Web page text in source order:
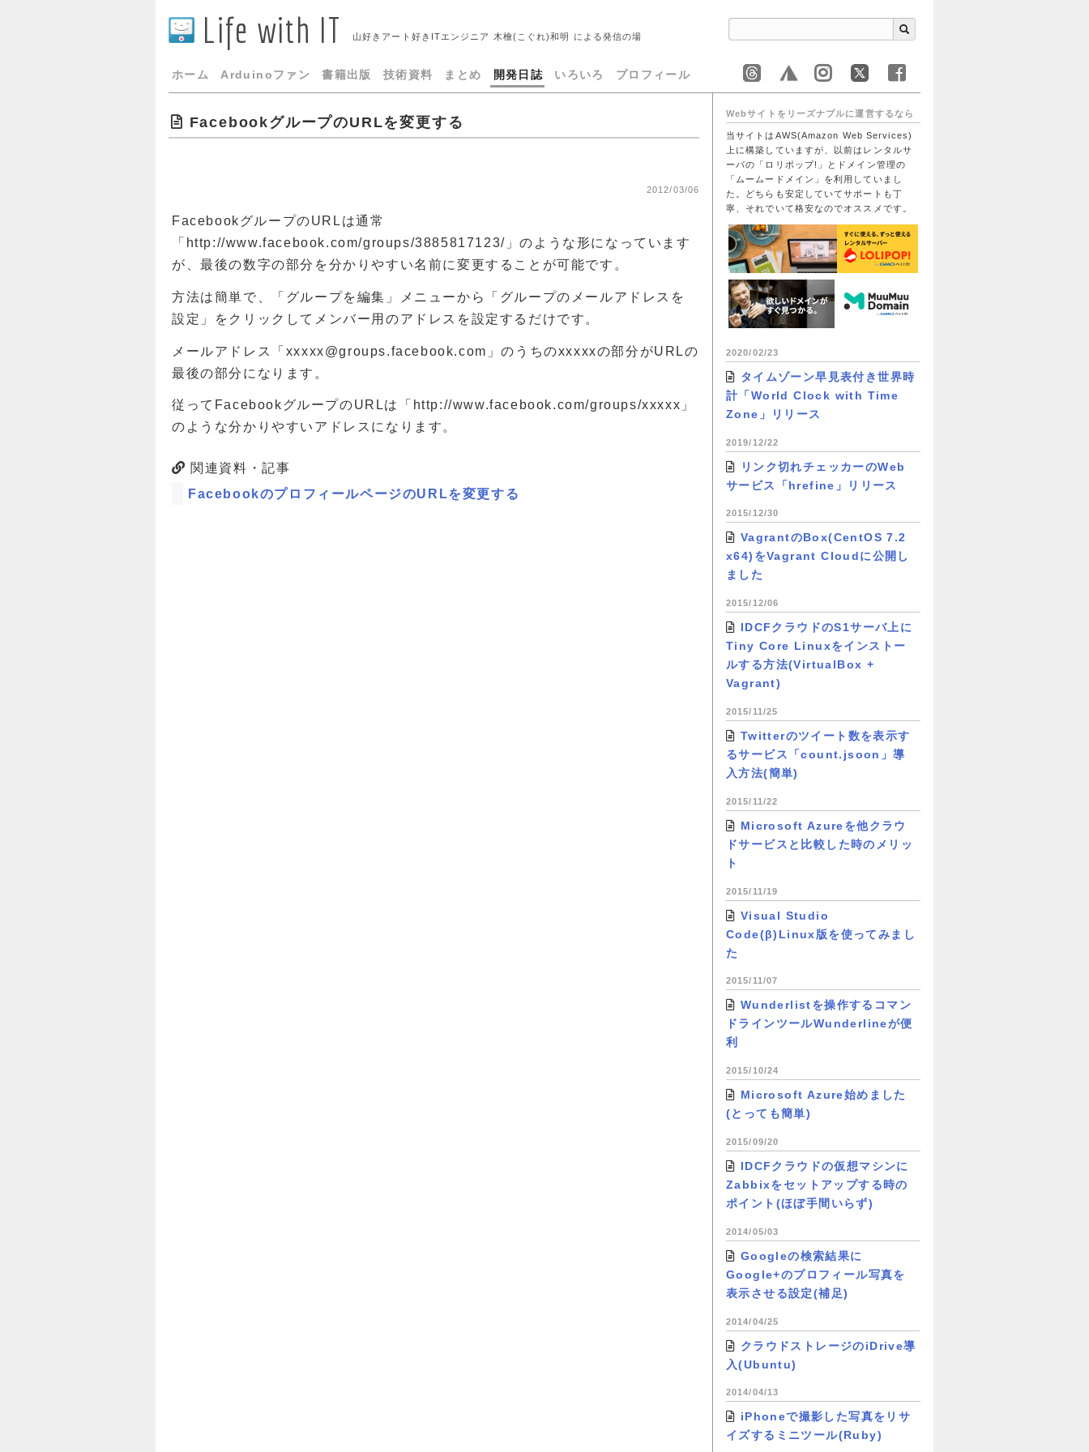
Life with IT 山好きアート好きITエンジニア 木檜(こぐれ)和明 による発信の場
ホーム Arduinoファン 書籍出版 技術資料 まとめ 開発日誌 いろいろ プロフィール
FacebookグループのURLを変更する
2012/03/06
FacebookグループのURLは通常
「http://www.facebook.com/groups/3885817123/」のような形になっています
が、最後の数字の部分を分かりやすい名前に変更することが可能です。
方法は簡単で、「グループを編集」メニューから「グループのメールアドレスを
設定」をクリックしてメンバー用のアドレスを設定するだけです。
メールアドレス「xxxxx@groups.facebook.com」のうちのxxxxxの部分がURLの
最後の部分になります。
従ってFacebookグループのURLは「http://www.facebook.com/groups/xxxxx」
のような分かりやすいアドレスになります。
関連資料・記事
FacebookのプロフィールページのURLを変更する
Webサイトをリーズナブルに運営するなら
当サイトはAWS(Amazon Web Services)
上に構築していますが、以前はレンタルサ
ーバの「ロリポップ!」とドメイン管理の
「ムームードメイン」を利用していまし
た。どちらも安定していてサポートも丁
寧、それでいて格安なのでオススメです。
2020/02/23
タイムゾーン早見表付き世界時
計「World Clock with Time
Zone」リリース
2019/12/22
リンク切れチェッカーのWeb
サービス「hrefine」リリース
2015/12/30
VagrantのBox(CentOS 7.2
x64)をVagrant Cloudに公開し
ました
2015/12/06
IDCFクラウドのS1サーバ上に
Tiny Core Linuxをインストー
ルする方法(VirtualBox +
Vagrant)
2015/11/25
Twitterのツイート数を表示す
るサービス「count.jsoon」導
入方法(簡単)
2015/11/22
Microsoft Azureを他クラウ
ドサービスと比較した時のメリッ
ト
2015/11/19
Visual Studio
Code(β)Linux版を使ってみまし
た
2015/11/07
Wunderlistを操作するコマン
ドラインツールWunderlineが便
利
2015/10/24
Microsoft Azure始めました
(とっても簡単)
2015/09/20
IDCFクラウドの仮想マシンに
Zabbixをセットアップする時の
ポイント(ほぼ手間いらず)
2014/05/03
Googleの検索結果に
Google+のプロフィール写真を
表示させる設定(補足)
2014/04/25
クラウドストレージのiDrive導
入(Ubuntu)
2014/04/13
iPhoneで撮影した写真をリサ
イズするミニツール(Ruby)